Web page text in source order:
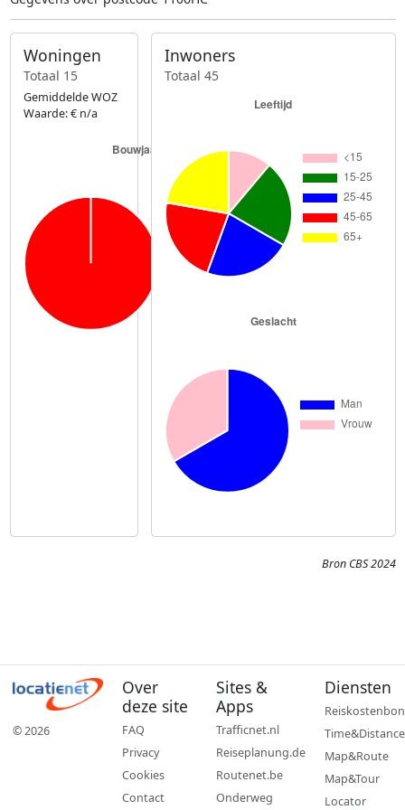
Woningen
Totaal 15
Gemiddelde WOZ
Waarde: € n/a
Inwoners
Totaal 45
Bron CBS 2024
© 2026
Over
deze site
FAQ
Privacy
Cookies
Contact
Sites &
Apps
Trafficnet.nl
Reiseplanung.de
Routenet.be
Onderweg
Diensten
Reiskostenbon
Time&Distance
Map&Route
Map&Tour
Locator